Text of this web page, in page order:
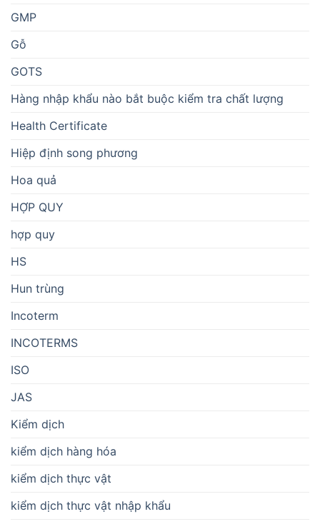
GMP
Gỗ
GOTS
Hàng nhập khẩu nào bắt buộc kiểm tra chất lượng
Health Certificate
Hiệp định song phương
Hoa quả
HỢP QUY
hợp quy
HS
Hun trùng
Incoterm
INCOTERMS
ISO
JAS
Kiểm dịch
kiểm dịch hàng hóa
kiểm dịch thực vật
kiểm dịch thực vật nhập khẩu